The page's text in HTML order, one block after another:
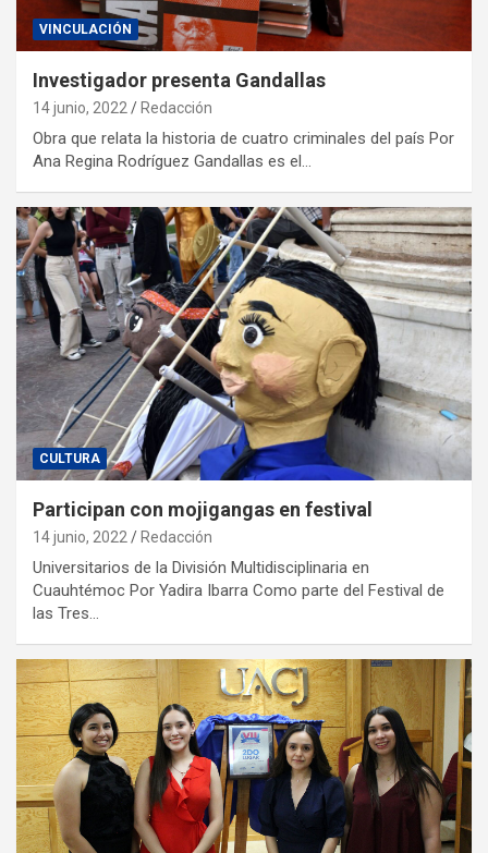
VINCULACIÓN
Investigador presenta Gandallas
14 junio, 2022 Redacción
Obra que relata la historia de cuatro criminales del país Por
Ana Regina Rodríguez Gandallas es el…
CULTURA
Participan con mojigangas en festival
14 junio, 2022 Redacción
Universitarios de la División Multidisciplinaria en
Cuauhtémoc Por Yadira Ibarra Como parte del Festival de
las Tres…